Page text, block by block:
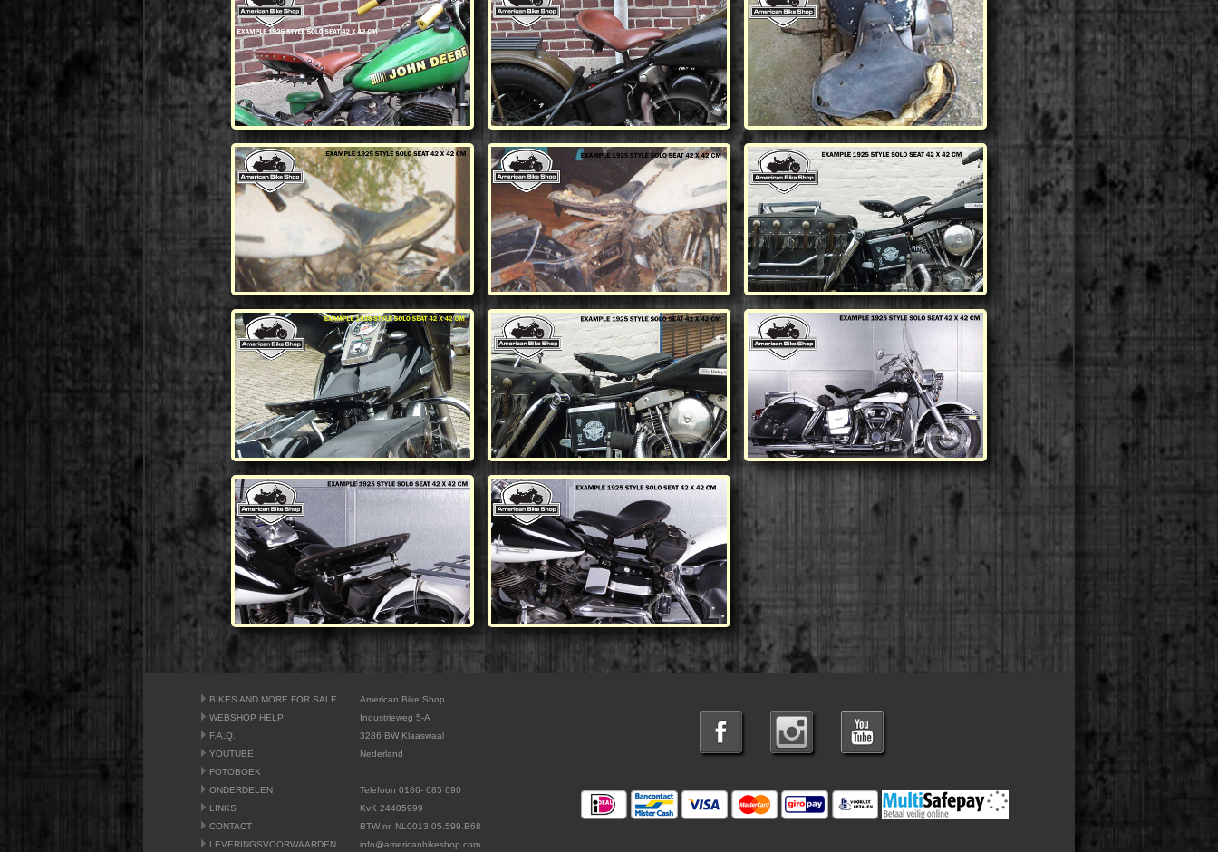
BIKES AND MORE FOR SALE
WEBSHOP HELP
F.A.Q.
YOUTUBE
FOTOBOEK
ONDERDELEN
LINKS
CONTACT
LEVERINGSVOORWAARDEN
American Bike Shop
Industrieweg 5-A
3286 BW Klaaswaal
Nederland
Telefoon 0186- 685 690
KvK 24405999
BTW nr. NL0013.05.599.B68
info@americanbikeshop.com